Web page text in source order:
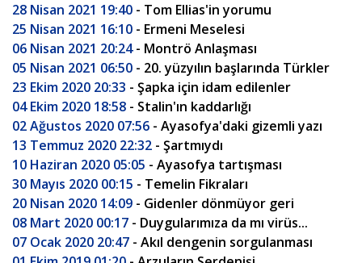
28 Nisan 2021 19:40 - Tom Ellias'in yorumu
25 Nisan 2021 16:10 - Ermeni Meselesi
06 Nisan 2021 20:24- Montrö Anlaşması
05 Nisan 2021 06:50 - 20. yüzyılın başlarında Türkler
23 Ekim 2020 20:33 - Şapka için idam edilenler
04 Ekim 2020 18:58 - Stalin'ın kaddarlığı
02 Ağustos 2020 07:56 - Ayasofya'daki gizemli yazı
13 Temmuz 2020 22:32 - Şartmıydı
10 Haziran 2020 05:05 - Ayasofya tartışması
30 Mayıs 2020 00:15 - Temelin Fikraları
20 Nisan 2020 14:09 - Gidenler dönmüyor geri
08 Mart 2020 00:17 - Duygularımıza da mı virüs...
07 Ocak 2020 20:47 - Akıl dengenin sorgulanması